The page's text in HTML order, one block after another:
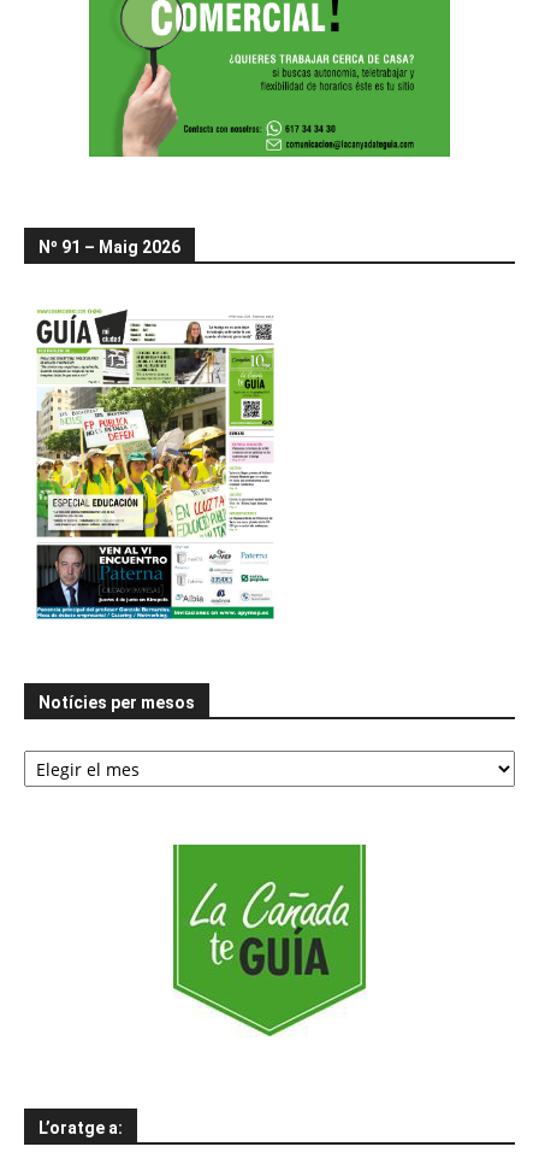
Nº 91 – Maig 2026
Notícies per mesos
Notícies
per
L’oratge a: